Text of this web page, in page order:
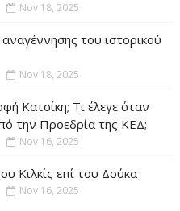
Nov 18, 2025
του ιστορικού
Nov 18, 2025
Κατσίκη; Τι έλεγε όταν
την Προεδρία της ΚΕΔ;
Nov 16, 2025
Κιλκίς επί του Δούκα
Nov 16, 2025